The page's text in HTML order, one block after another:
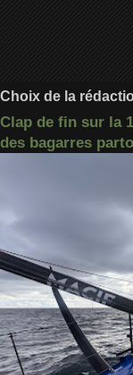
Choix de la
Clap de fin sur la
des bagarres